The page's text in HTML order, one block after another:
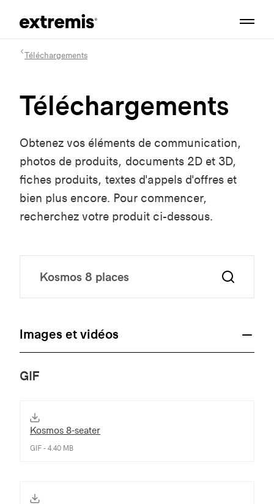
Téléchargements
Téléchargements
Obtenez vos éléments de communication,
photos de produits, documents 2D et 3D,
fiches produits, textes d'appels d'offres et
bien plus encore. Pour commencer,
recherchez votre produit ci-dessous.
Images et vidéos
GIF
Kosmos 8-seater
GIF - 4.40 MB